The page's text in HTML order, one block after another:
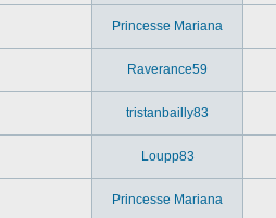
Princesse Mariana
Raverance59
tristanbailly83
Loupp83
Princesse Mariana